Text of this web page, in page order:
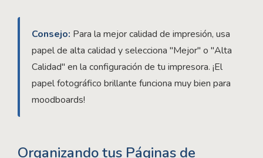
Consejo: Para la mejor calidad de impresión, usa
papel de alta calidad y selecciona "Mejor" o "Alta
Calidad" en la configuración de tu impresora. ¡El
papel fotográfico brillante funciona muy bien para
moodboards!
Organizando tus Páginas de